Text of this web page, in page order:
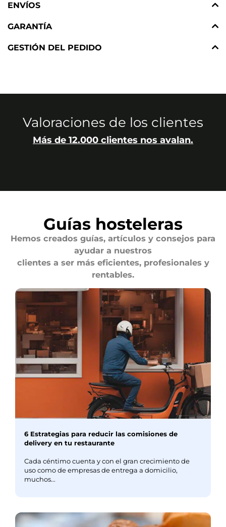
ENVÍOS
GARANTÍA
GESTIÓN DEL PEDIDO
Valoraciones de los clientes
Más de 12.000 clientes nos avalan.
Guías hosteleras
Hemos creados guías, artículos y consejos para
ayudar a nuestros
clientes a ser más eficientes, profesionales y
rentables.
6 Estrategias para reducir las comisiones de
delivery en tu restaurante
Cada céntimo cuenta y con el gran crecimiento de
uso como de empresas de entrega a domicilio,
muchos...